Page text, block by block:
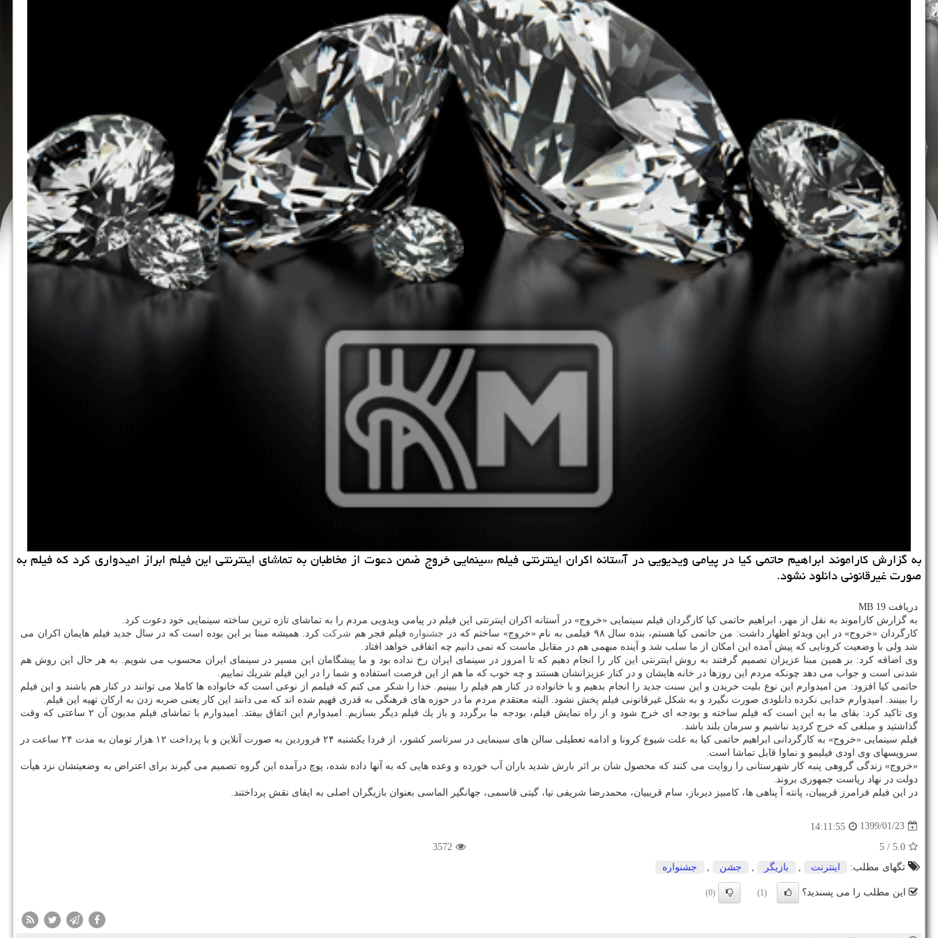
به گزارش كاراموند ابراهیم حاتمی كیا در پیامی ویدیویی در آستانه اكران اینترنتی فیلم سینمایی خروج ضمن دعوت از مخاطبان به تماشای اینترنتی این فیلم ابراز امیدواری كرد كه فیلم به
صورت غیرقانونی دانلود نشود.
دریافت 19 MB
به گزارش كاراموند به نقل از مهر، ابراهیم حاتمی كیا كارگردان فیلم سینمایی «خروج» در آستانه اكران اینترنتی این فیلم در پیامی ویدویی مردم را به تماشای تازه ترین ساخته سینمایی خود دعوت كرد.
كارگردان «خروج» در این ویدئو اظهار داشت: من حاتمی كیا هستم، بنده سال ۹۸ فیلمی به نام «خروج» ساختم كه در
جشنواره فیلم فجر هم شركت كرد. همیشه مبنا بر این بوده است كه در سال جدید فیلم هایمان اكران می
شد ولی با وضعیت كرونایی كه پیش آمده این امكان از ما سلب شد و آینده مبهمی هم در مقابل ماست كه نمی دانیم چه اتفاقی خواهد افتاد.
وی اضافه كرد: بر همین مبنا عزیزان تصمیم گرفتند به روش اینترنتی این كار را انجام دهیم كه تا امروز در سینمای ایران رخ نداده بود و ما پیشگامان این مسیر در سینمای ایران محسوب می شویم. به هر حال این روش هم
شدنی است و جواب می دهد چونكه مردم این روزها در خانه هایشان و در كنار عزیزانشان هستند و چه خوب كه ما هم از این فرصت استفاده و شما را در این فیلم شریك نماییم.
حاتمی كیا افزود: من امیدوارم این نوع بلیت خریدن و این سنت جدید را انجام بدهیم و با خانواده در كنار هم فیلم را ببینیم. خدا را شكر می كنم كه فیلمم از نوعی است كه خانواده ها كاملا می توانند در كنار هم باشند و این فیلم
را ببینند. امیدوارم خدایی نكرده دانلودی صورت نگیرد و به شكل غیرقانونی فیلم پخش نشود. البته معتقدم مردم ما در حوزه های فرهنگی به قدری فهیم شده اند كه می دانند این كار یعنی ضربه زدن به اركان تهیه این فیلم.
وی تاكید كرد: بقای ما به این است كه فیلم ساخته و بودجه ای خرج شود و از راه نمایش فیلم، بودجه ما برگردد و باز یك فیلم دیگر بسازیم. امیدوارم این اتفاق بیفتد. امیدوارم با تماشای فیلم مدیون آن ۲ ساعتی كه وقت
گذاشتید و مبلغی كه خرج كردید نباشیم و سرمان بلند باشد.
فیلم سینمایی «خروج» به كارگردانی ابراهیم حاتمی كیا به علت شیوع كرونا و ادامه تعطیلی سالن های سینمایی در سرتاسر كشور، از فردا یكشنبه ۲۴ فروردین به صورت آنلاین و با پرداخت ۱۲ هزار تومان به مدت ۲۴ ساعت در
سرویسهای وی اودی فیلیمو و نماوا قابل تماشا است.
«خروج» زندگی گروهی پنبه كار شهرستانی را روایت می كنند كه محصول شان بر اثر بارش شدید باران آب خورده و وعده هایی كه به آنها داده شده، پوچ درآمده این گروه تصمیم می گیرند برای اعتراض به وضعیتشان نزد هیأت
دولت در نهاد ریاست جمهوری بروند.
در این فیلم فرامرز قریبیان، پانته آ پناهی ها، كامبیز دیرباز، سام قریبیان، محمدرضا شریفی نیا، گیتی قاسمی، جهانگیر الماسی بعنوان بازیگران اصلی به ایفای نقش پرداختند.
1399/01/23
14:11:55
5.0
/ 5
3572
تگهای مطلب:
اینترنت بازیگر جشن جشنواره
این مطلب را می پسندید؟ (1)
(0)